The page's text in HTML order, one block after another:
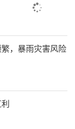
，暴雨灾害风险